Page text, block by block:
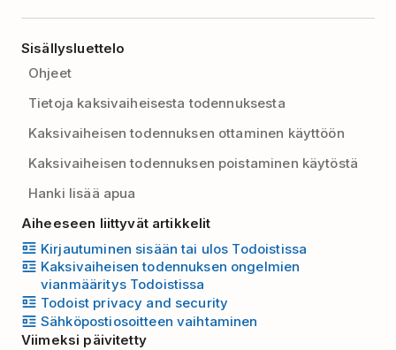
Sisällysluettelo
Ohjeet
Tietoja kaksivaiheisesta todennuksesta
Kaksivaiheisen todennuksen ottaminen käyttöön
Kaksivaiheisen todennuksen poistaminen käytöstä
Hanki lisää apua
Aiheeseen liittyvät artikkelit
Kirjautuminen sisään tai ulos Todoistissa
Kaksivaiheisen todennuksen ongelmien
vianmääritys Todoistissa
Todoist privacy and security
Sähköpostiosoitteen vaihtaminen
Viimeksi päivitetty